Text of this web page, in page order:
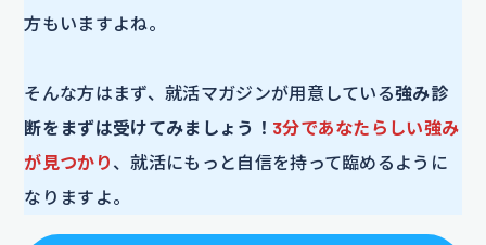
方もいますよね。
そんな方はまず、就活マガジンが用意している強み診
断をまずは受けてみましょう！ 3分であなたらしい強み
が見つかり 、就活にもっと自信を持って臨めるように
なりますよ。